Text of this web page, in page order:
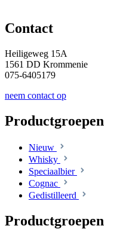
Contact
Heiligeweg 15A
1561 DD Krommenie
075-6405179
neem contact op
Productgroepen
Nieuw
Whisky
Speciaalbier
Cognac
Gedistilleerd
Productgroepen